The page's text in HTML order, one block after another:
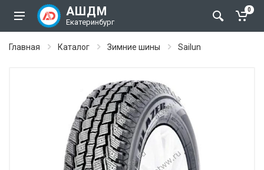
АШДМ
Екатеринбург
0
Главная Каталог Зимние шины Sailun